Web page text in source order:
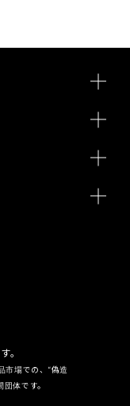
。
市場での、“偽造
体です。